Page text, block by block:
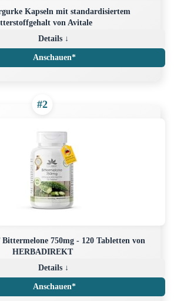
Kapseln mit standardisiertem
von Avitale
Details ↓
Anschauen*
#2
750mg - 120 Tabletten von
HERBADIREKT
Details ↓
Anschauen*